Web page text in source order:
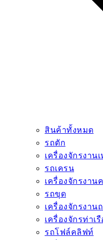
สินค้าทั้งหมด
รถตัก
เครื่องจักรงาน
รถเครน
เครื่องจักรงาน
รถขุด
เครื่องจักรงาน
เครื่องจักรท่าเรื
รถโฟล์คลิฟท์